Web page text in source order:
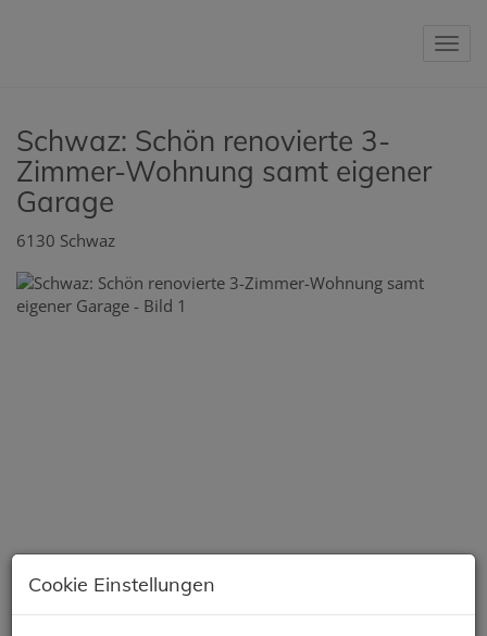
Schwaz: Schön renovierte 3-
Zimmer-Wohnung samt eigener
Garage
6130 Schwaz
Cookie Einstellungen